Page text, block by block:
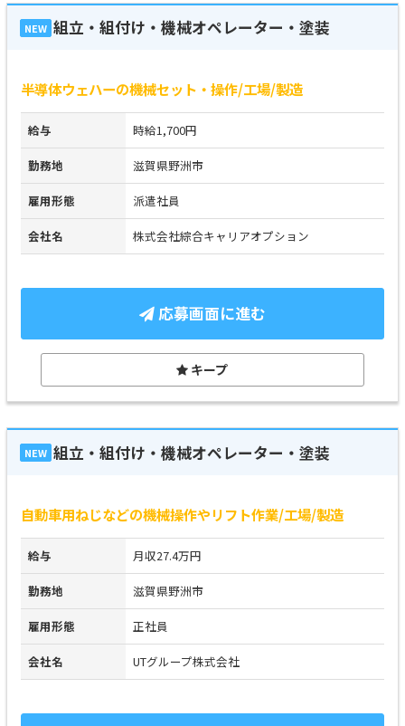
NEW 組立・組付け・機械オペレーター・塗装
半導体ウェハーの機械セット・操作/工場/製造
給与 時給1,700円
勤務地 滋賀県野洲市
雇用形態 派遣社員
会社名 株式会社綜合キャリアオプション
応募画面に進む
キープ
NEW 組立・組付け・機械オペレーター・塗装
自動車用ねじなどの機械操作やリフト作業/工場/製造
給与 月収27.4万円
勤務地 滋賀県野洲市
雇用形態 正社員
会社名 UTグループ株式会社